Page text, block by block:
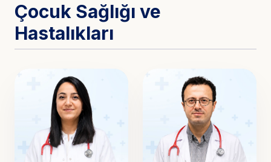
Çocuk Sağlığı ve
Hastalıkları